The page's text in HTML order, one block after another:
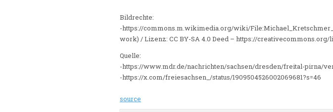
Bildrechte:
-https://commons.m.wikimedia.org/wiki/
work) / Lizenz: CC BY-SA 4.0 Deed – https://
Quelle:
-https://www.mdr.de/nachrichten/sachsen/dresden/freital-pirna/
-https://x.com/freiesachsen_/status/1909504526002069681?s=46
source